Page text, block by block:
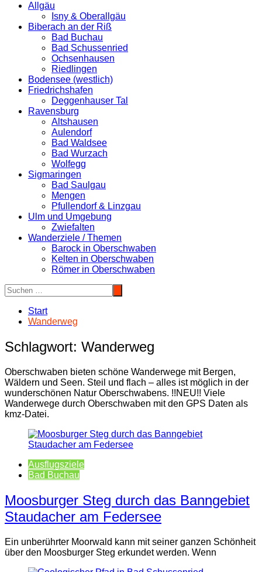
Allgäu
Isny & Oberallgäu
Biberach an der Riß
Bad Buchau
Bad Schussenried
Ochsenhausen
Riedlingen
Bodensee (westlich)
Friedrichshafen
Deggenhauser Tal
Ravensburg
Altshausen
Aulendorf
Bad Waldsee
Bad Wurzach
Wolfegg
Sigmaringen
Bad Saulgau
Mengen
Pfullendorf & Linzgau
Ulm und Umgebung
Zwiefalten
Wanderziele / Themen
Barock in Oberschwaben
Kelten in Oberschwaben
Römer in Oberschwaben
Start
Wanderweg
Schlagwort: Wanderweg
Oberschwaben bieten schöne Wanderwege mit Bergen,
Wäldern und Seen. Steil und flach – alles ist möglich in der
wunderschönen Natur Oberschwabens. !!NEU!! Viele
Wanderwege durch Oberschwaben mit den GPS Daten als
kmz-Datei.
Ausflugsziele
Bad Buchau
Moosburger Steg durch das Banngebiet
Staudacher am Federsee
Ein unberührter Moorwald kann mit seiner ganzen Schönheit
über den Moosburger Steg erkundet werden. Wenn